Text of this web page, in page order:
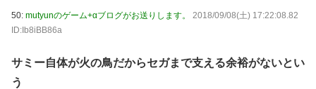
50: mutyunのゲーム+αブログがお送りします。
2018/09/08(土) 17:22:08.82
ID:Ib8iBB86a
サミー自体が火の鳥だからセガまで支える余裕がないとい
う